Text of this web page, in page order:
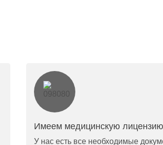
Имеем медицинскую лицензию
У нас есть все необходимые